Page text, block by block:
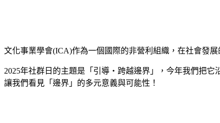
文化事業學會(ICA)作為一個國際的非營利組織，在社會發
2025年社群日的主題是「引導・跨越邊界」，今年我們把
讓我們看見「邊界」的多元意義與可能性！